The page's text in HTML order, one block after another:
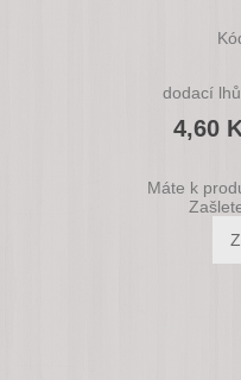
dodací
4,60
Máte k